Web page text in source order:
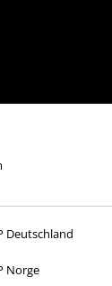
Deutschland
Norge